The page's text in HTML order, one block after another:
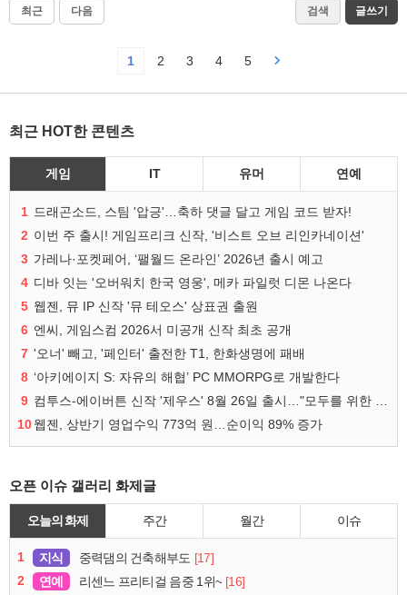
최근 다음 검색 글쓰기
1 2 3 4 5
최근 HOT한 콘텐츠
게임 IT 유머 연예
1 드래곤소드, 스팀 '압긍'…축하 댓글 달고 게임 코드 받자!
2 이번 주 출시! 게임프리크 신작, '비스트 오브 리인카네이션'
3 가레나·포켓페어, ‘팰월드 온라인’ 2026년 출시 예고
4 디바 잇는 '오버워치 한국 영웅', 메카 파일럿 디몬 나온다
5 웹젠, 뮤 IP 신작 '뮤 테오스' 상표권 출원
6 엔씨, 게임스컴 2026서 미공개 신작 최초 공개
7 '오너' 빼고, '페인터' 출전한 T1, 한화생명에 패배
8 ‘아키에이지 S: 자유의 해협’ PC MMORPG로 개발한다
9
10웹젠, 상반기 영업수익 773억 원…순이익 89% 증가
오픈 이슈 갤러리 화제글
오늘의 화제 주간 월간 이슈
1 지식 중력댐의 건축해부도 [17]
2
연예 리센느 프리티걸 음중 1위~ [16]